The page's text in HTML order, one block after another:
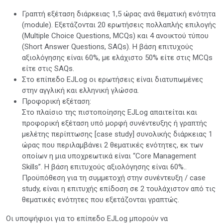
Γραπτή εξέταση διάρκειας 1,5 ώρας ανά θεματική ενότητα
(module). Eξετάζονται 20 ερωτήσεις πολλαπλής επιλογής
(Multiple Choice Questions, MCQs) και 4 ανοικτού τύπου
(Short Answer Questions, SAQs). Η βάση επιτυχούς
αξιολόγησης είναι 60%, με ελάχιστο 50% είτε στις MCQs
είτε στις SAQs.
Στο επίπεδο EJLog οι ερωτήσεις είναι διατυπωμένες
στην αγγλική και ελληνική γλώσσα.
Προφορική εξέταση:
Στο πλαίσιο της πιστοποίησης EJLog απαιτείται και
προφορική εξέταση υπό μορφή συνέντευξης ή γραπτής
μελέτης περίπτωσης [case study] συνολικής διάρκειας 1
ώρας που περιλαμβάνει 2 θεματικές ενότητες, εκ των
οποίων η μια υποχρεωτικά είναι “Core Management
Skills”. Η βάση επιτυχούς αξιολόγησης είναι 60%..
Προϋπόθεση για τη συμμετοχή στην συνέντευξη / case
study, είναι η επιτυχής επίδοση σε 2 τουλάχιστον από τις
θεματικές ενότητες που εξετάζονται γραπτώς.
Οι υποψήφιοι για το επίπεδο EJLog μπορούν να